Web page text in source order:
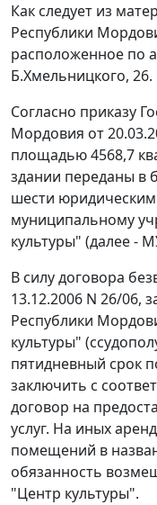
Как следует из
Республики
расположенное по
Б.Хмельницкого, 26.
Согласно приказу
Мордовия от
площадью 4568,7
здании переданы в
шести
муниципальному
культуры" (далее -
В силу договора
13.12.2006 N 26/06,
Республики
культуры"
пятидневный срок
заключить с
договор на
услуг. На иных
помещений в
обязанность
"Центр культуры".